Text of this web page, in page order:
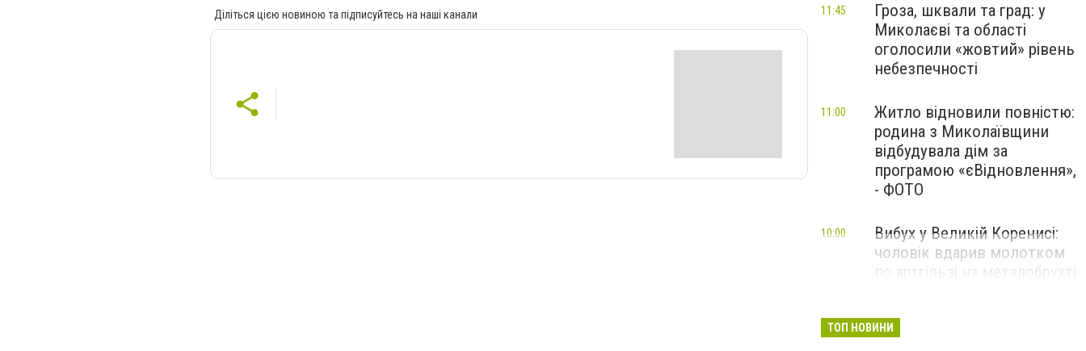
Діліться цією новиною та підписуйтесь на наші канали
Гроза, шквали та град: у
Миколаєві та області
оголосили «жовтий» рівень
небезпечності
11:45
Житло відновили повністю:
родина з Миколаївщини
відбудувала дім за
програмою «єВідновлення»,
- ФОТО
11:00
Вибух у Великій Коренисі:
чоловік вдарив молотком
по артгільзі на металобрухті
10:00
ТОП НОВИНИ